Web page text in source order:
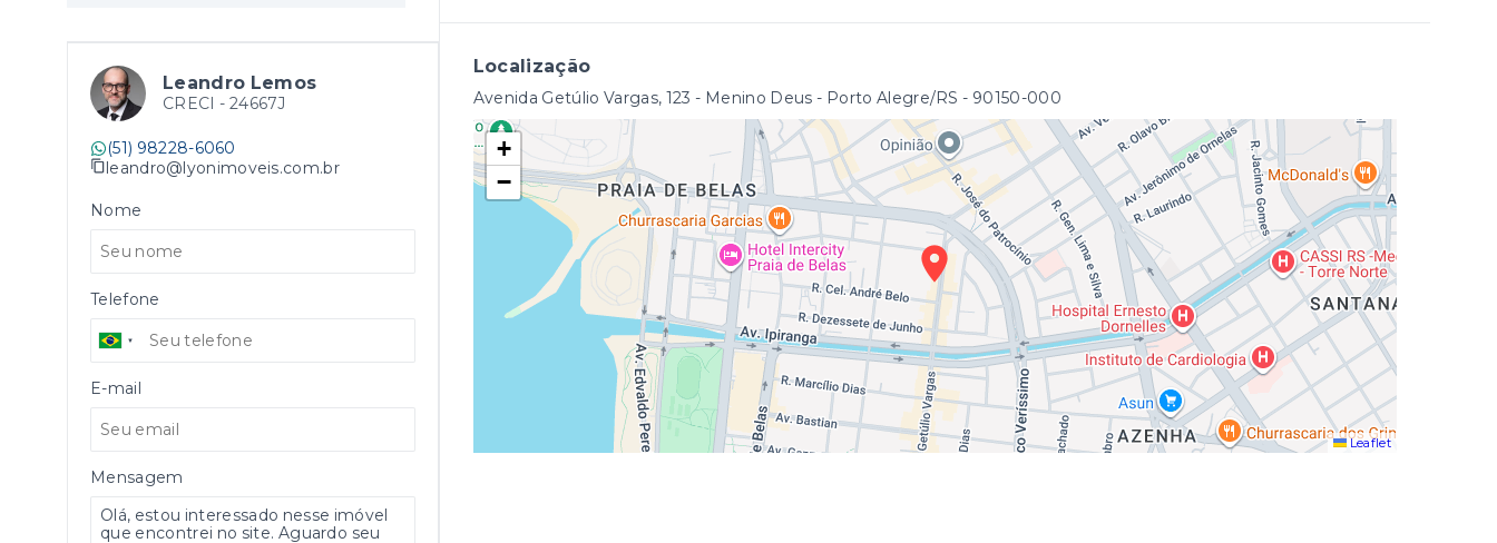
Localização
Avenida Getúlio Vargas, 123 - Menino Deus - Porto Alegre/RS - 90150-000
+
−
Leaflet
Leandro Lemos
CRECI - 24667J
(51) 98228-6060
leandro@lyonimoveis.com.br
Nome
Telefone
E-mail
Mensagem